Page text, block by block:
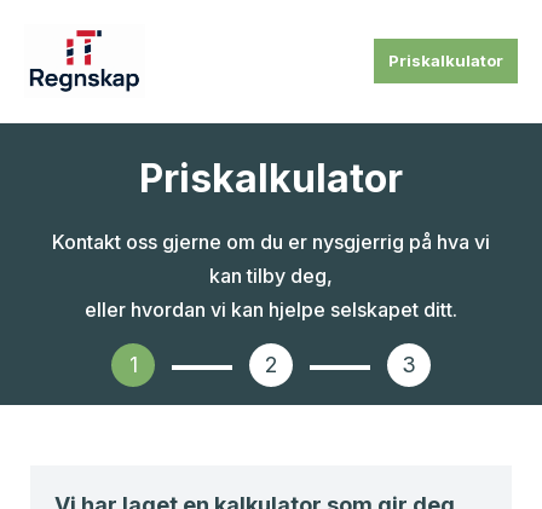
Priskalkulator
Priskalkulator
Kontakt oss gjerne om du er nysgjerrig på hva vi
kan tilby deg,
eller hvordan vi kan hjelpe selskapet ditt.
1 2 3